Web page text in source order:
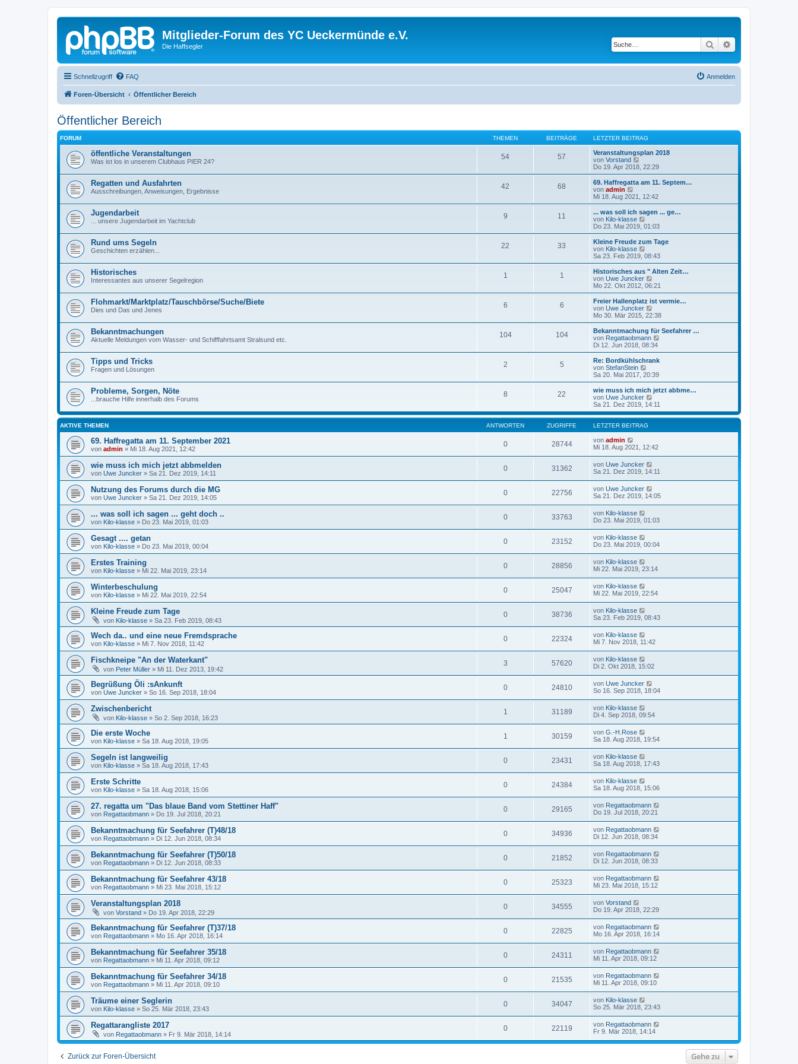
Mitglieder-Forum des YC Ueckermünde e.V.
Die Haffsegler Suche
Schnellzugriff FAQ Anmelden
Foren-Übersicht Öffentlicher Bereich
Öffentlicher Bereich
FORUM THEMEN BEITRÄGE LETZTER BEITRAG
öffentliche Veranstaltungen
Was ist los in unserem Clubhaus PIER 24?
54 57
Veranstaltungsplan 2018
von Vorstand
e
u
e
e
B
e
i
r
a
g
Do 19. Apr 2018, 22:29
Regatten und Ausfahrten
Ausschreibungen, Anweisungen, Ergebnisse
42 68
69. Haffregatta am 11. Septem…
von admin
e
u
e
s
t
B
e
i
r
a
g
Mi 18. Aug 2021, 12:42
Jugendarbeit
... unsere Jugendarbeit im Yachtclub
9 11
... was soll ich sagen ... ge…
von Kilo-klasse
e
u
e
t
r
B
e
i
r
a
g
Do 23. Mai 2019, 01:03
Rund ums Segeln
Geschichten erzählen...
22 33
Kleine Freude zum Tage
von Kilo-klasse
e
u
e
s
t
B
e
i
r
a
g
Sa 23. Feb 2019, 08:43
Historisches
Interessantes aus unserer Segelregion
1 1
Historisches aus " Alten Zeit…
von Uwe Juncker
e
u
e
t
r
B
e
i
r
g
Mo 22. Okt 2012, 06:21
Flohmarkt/Marktplatz/Tauschbörse/Suche/Biete
Dies und Das und Jenes
6 6
Freier Hallenplatz ist vermie…
von Uwe Juncker
e
u
e
s
t
B
e
i
r
g
Mo 30. Mär 2015, 22:38
Bekanntmachungen
Aktuelle Meldungen vom Wasser- und Schifffahrtsamt Stralsund etc.
104 104
Bekanntmachung für Seefahrer …
von Regattaobmann
u
r
B
i
t
Di 12. Jun 2018, 08:34
Tipps und Tricks
Fragen und Lösungen
2 5
Re: Bordkühlschrank
von StefanStein
e
u
e
s
t
r
B
e
t
a
g
Sa 20. Mai 2017, 20:39
Probleme, Sorgen, Nöte
...brauche Hilfe innerhalb des Forums
8 22
wie muss ich mich jetzt abbme…
von Uwe Juncker
e
u
e
t
r
t
r
g
Sa 21. Dez 2019, 14:11
AKTIVE THEMEN ANTWORTEN ZUGRIFFE LETZTER BEITRAG
69. Haffregatta am 11. September 2021
von admin » Mi 18. Aug 2021, 12:42
0 28744 von admin
Mi 18. Aug 2021, 12:42
wie muss ich mich jetzt abbmelden
von Uwe Juncker » Sa 21. Dez 2019, 14:11
0 31362 von Uwe Juncker
Sa 21. Dez 2019, 14:11
Nutzung des Forums durch die MG
von Uwe Juncker » Sa 21. Dez 2019, 14:05
0 22756 von Uwe Juncker
Sa 21. Dez 2019, 14:05
... was soll ich sagen ... geht doch ..
von Kilo-klasse » Do 23. Mai 2019, 01:03
0 33763 von Kilo-klasse
Do 23. Mai 2019, 01:03
Gesagt .... getan
von Kilo-klasse » Do 23. Mai 2019, 00:04
0 23152 von Kilo-klasse
Do 23. Mai 2019, 00:04
Erstes Training
von Kilo-klasse » Mi 22. Mai 2019, 23:14
0 28856 von Kilo-klasse
Mi 22. Mai 2019, 23:14
Winterbeschulung
von Kilo-klasse » Mi 22. Mai 2019, 22:54
0 25047 von Kilo-klasse
Mi 22. Mai 2019, 22:54
Kleine Freude zum Tage
von Kilo-klasse » Sa 23. Feb 2019, 08:43
0 38736 von Kilo-klasse
Sa 23. Feb 2019, 08:43
Wech da.. und eine neue Fremdsprache
von Kilo-klasse » Mi 7. Nov 2018, 11:42
0 22324 von Kilo-klasse
Mi 7. Nov 2018, 11:42
Fischkneipe "An der Waterkant"
von Peter Müller » Mi 11. Dez 2013, 19:42
3 57620 von Kilo-klasse
Di 2. Okt 2018, 15:02
Begrüßung Öli :sAnkunft
von Uwe Juncker » So 16. Sep 2018, 18:04
0 24810 von Uwe Juncker
So 16. Sep 2018, 18:04
Zwischenbericht
von Kilo-klasse » So 2. Sep 2018, 16:23
1 31189 von Kilo-klasse
Di 4. Sep 2018, 09:54
Die erste Woche
von Kilo-klasse » Sa 18. Aug 2018, 19:05
1 30159 von G.-H.Rose
Sa 18. Aug 2018, 19:54
Segeln ist langweilig
von Kilo-klasse » Sa 18. Aug 2018, 17:43
0 23431 von Kilo-klasse
Sa 18. Aug 2018, 17:43
Erste Schritte
von Kilo-klasse » Sa 18. Aug 2018, 15:06
0 24384 von Kilo-klasse
Sa 18. Aug 2018, 15:06
27. regatta um "Das blaue Band vom Stettiner Haff"
von Regattaobmann » Do 19. Jul 2018, 20:21
0 29165 von Regattaobmann
Do 19. Jul 2018, 20:21
Bekanntmachung für Seefahrer (T)48/18
von Regattaobmann » Di 12. Jun 2018, 08:34
0 34936 von Regattaobmann
Di 12. Jun 2018, 08:34
Bekanntmachung für Seefahrer (T)50/18
von Regattaobmann » Di 12. Jun 2018, 08:33
0 21852 von Regattaobmann
Di 12. Jun 2018, 08:33
Bekanntmachung für Seefahrer 43/18
von Regattaobmann » Mi 23. Mai 2018, 15:12
0 25323 von Regattaobmann
Mi 23. Mai 2018, 15:12
Veranstaltungsplan 2018
von Vorstand » Do 19. Apr 2018, 22:29
0 34555 von Vorstand
Do 19. Apr 2018, 22:29
Bekanntmachung für Seefahrer (T)37/18
von Regattaobmann » Mo 16. Apr 2018, 16:14
0 22825 von Regattaobmann
Mo 16. Apr 2018, 16:14
Bekanntmachung für Seefahrer 35/18
von Regattaobmann » Mi 11. Apr 2018, 09:12
0 24311 von Regattaobmann
Mi 11. Apr 2018, 09:12
Bekanntmachung für Seefahrer 34/18
von Regattaobmann » Mi 11. Apr 2018, 09:10
0 21535 von Regattaobmann
Mi 11. Apr 2018, 09:10
Träume einer Seglerin
von Kilo-klasse » So 25. Mär 2018, 23:43
0 34047 von Kilo-klasse
So 25. Mär 2018, 23:43
Regattarangliste 2017
von Regattaobmann » Fr 9. Mär 2018, 14:14
0 22119 von Regattaobmann
Fr 9. Mär 2018, 14:14
Zurück zur Foren-Übersicht Gehe zu